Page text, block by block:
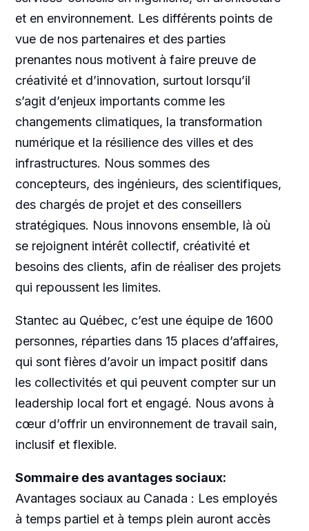
et en environnement. Les différents points de
vue de nos partenaires et des parties
prenantes nous motivent à faire preuve de
créativité et d’innovation, surtout lorsqu’il
s’agit d’enjeux importants comme les
changements climatiques, la transformation
numérique et la résilience des villes et des
infrastructures. Nous sommes des
concepteurs, des ingénieurs, des scientifiques,
des chargés de projet et des conseillers
stratégiques. Nous innovons ensemble, là où
se rejoignent intérêt collectif, créativité et
besoins des clients, afin de réaliser des projets
qui repoussent les limites.
Stantec au Québec, c’est une équipe de 1600
personnes, réparties dans 15 places d’affaires,
qui sont fières d’avoir un impact positif dans
les collectivités et qui peuvent compter sur un
leadership local fort et engagé. Nous avons à
cœur d’offrir un environnement de travail sain,
inclusif et flexible.
Sommaire des avantages sociaux:
Avantages sociaux au Canada : Les employés
à temps partiel et à temps plein auront accès